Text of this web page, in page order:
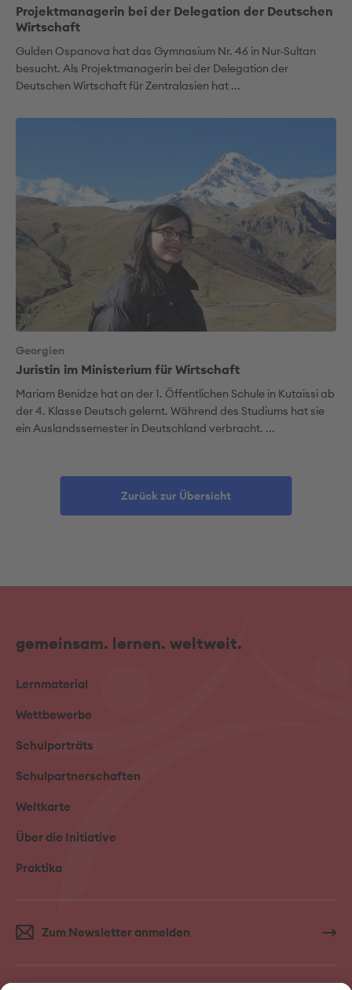
Projektmanagerin bei der Delegation der Deutschen
Wirtschaft
Gulden Ospanova hat das Gymnasium Nr. 46 in Nur-Sultan
besucht. Als Projektmanagerin bei der Delegation der
Deutschen Wirtschaft für Zentralasien hat ...
Georgien
Juristin im Ministerium für Wirtschaft
Mariam Benidze hat an der 1. Öffentlichen Schule in Kutaissi ab
der 4. Klasse Deutsch gelernt. Während des Studiums hat sie
ein Auslandssemester in Deutschland verbracht. ...
Zurück zur Übersicht
gemeinsam. lernen. weltweit.
Lernmaterial
Wettbewerbe
Schulporträts
Schulpartnerschaften
Weltkarte
Über die Initiative
Praktika
Zum Newsletter anmelden